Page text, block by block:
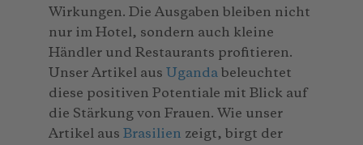
Wirkungen. Die Ausgaben bleiben nicht
nur im Hotel, sondern auch kleine
Händler und Restaurants profitieren.
Unser Artikel aus Uganda beleuchtet
diese positiven Potentiale mit Blick auf
die Stärkung von Frauen. Wie unser
Artikel aus Brasilien zeigt, birgt der